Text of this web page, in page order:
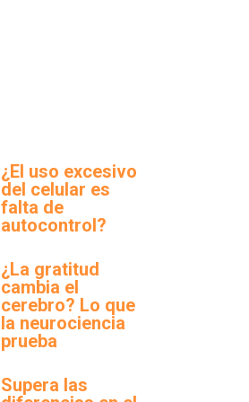
¿El uso excesivo
del celular es
falta de
autocontrol?
¿La gratitud
cambia el
cerebro? Lo que
la neurociencia
prueba
Supera las